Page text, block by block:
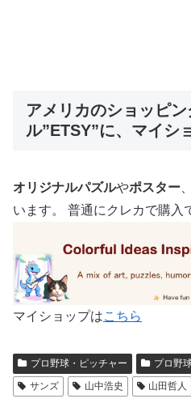
アメリカのショッピン
ル”ETSY”に、マイシ
オリジナルパズルやポスター
います。 普通にクレカで購入
マイショップはこちら
プロ野球・ピッチャー プロ野
サンズ
山中浩史 山田哲人